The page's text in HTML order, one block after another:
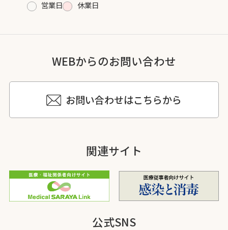
営業日
休業日
WEBからのお問い合わせ
お問い合わせはこちらから
関連サイト
公式SNS